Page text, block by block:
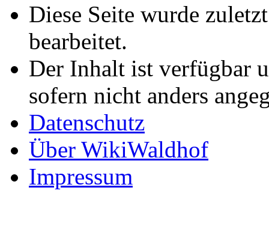
Diese Seite wurde
bearbeitet.
Der Inhalt ist verfügbar
sofern nicht anders
Datenschutz
Über WikiWaldhof
Impressum